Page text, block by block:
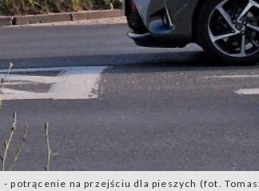
potrącenie na przejściu dla pieszych (fot.